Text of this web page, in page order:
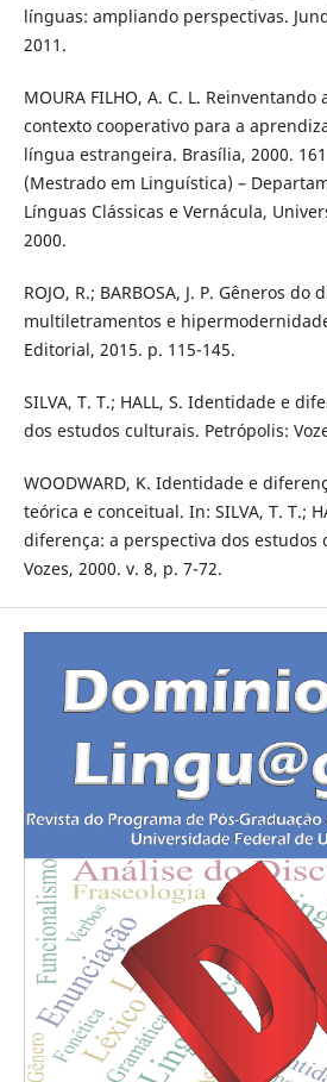
línguas: ampliando perspectivas.
2011.
MOURA FILHO, A. C. L.
contexto cooperativo para a
língua estrangeira. Brasília, 2000.
(Mestrado em Linguística) –
Línguas Clássicas e Vernácula,
2000.
ROJO, R.; BARBOSA, J. P. Gêneros do
multiletramentos e
Editorial, 2015. p. 115-145.
SILVA, T. T.; HALL, S. Identidade e
dos estudos culturais. Petrópolis:
WOODWARD, K. Identidade e
teórica e conceitual. In: SILVA, T. T.;
diferença: a perspectiva dos estudos
Vozes, 2000. v. 8, p. 7-72.